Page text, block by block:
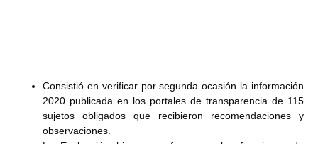
Consistió en verificar por segunda ocasión la información
2020 publicada en los portales de transparencia de 115
sujetos obligados que recibieron recomendaciones y
observaciones.